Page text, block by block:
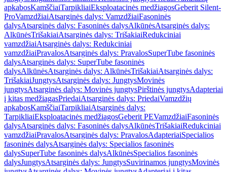
apkabosKamščiaiTarpikliaiEksploatacinės medžiagosGeberit Silent-
ProVamzdžiaiAtsarginės dalys: VamzdžiaiFasoninės
dalysAtsarginės dalys: Fasoninės dalysAlkūnėsAtsarginės dalys:
AlkūnėsTrišakiaiAtsarginės dalys: TrišakiaiRedukciniai
vamzdžiaiAtsarginės dalys: Redukciniai
vamzdžiaiPravalosAtsarginės dalys: PravalosSuperTube fasoninės
dalysAtsarginės dalys: SuperTube fasoninės
dalysAlkūnėsAtsarginės dalys: AlkūnėsTrišakiaiAtsarginės dalys:
TrišakiaiJungtysAtsarginės dalys: JungtysMovinės
jungtysAtsarginės dalys: Movinės jungtysPirštinės jungtysAdapteriai
į kitas medžiagasPriedaiAtsarginės dalys: PriedaiVamzdžių
apkabosKamščiaiTarpikliaiAtsarginės dalys:
TarpikliaiEksploatacinės medžiagosGeberit PEVamzdžiaiFasoninės
dalysAtsarginės dalys: Fasoninės dalysAlkūnėsTrišakiaiRedukciniai
vamzdžiaiPravalosAtsarginės dalys: PravalosAdapteriaiSpecialios
fasoninės dalysAtsarginės dalys: Specialios fasoninės
dalysSuperTube fasoninės dalysAlkūnėsSpecialios fasoninės
dalysJungtysAtsarginės dalys: JungtysSuvirinamos jungtysMovinės